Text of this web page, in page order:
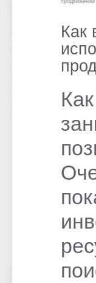
продвижении
Как